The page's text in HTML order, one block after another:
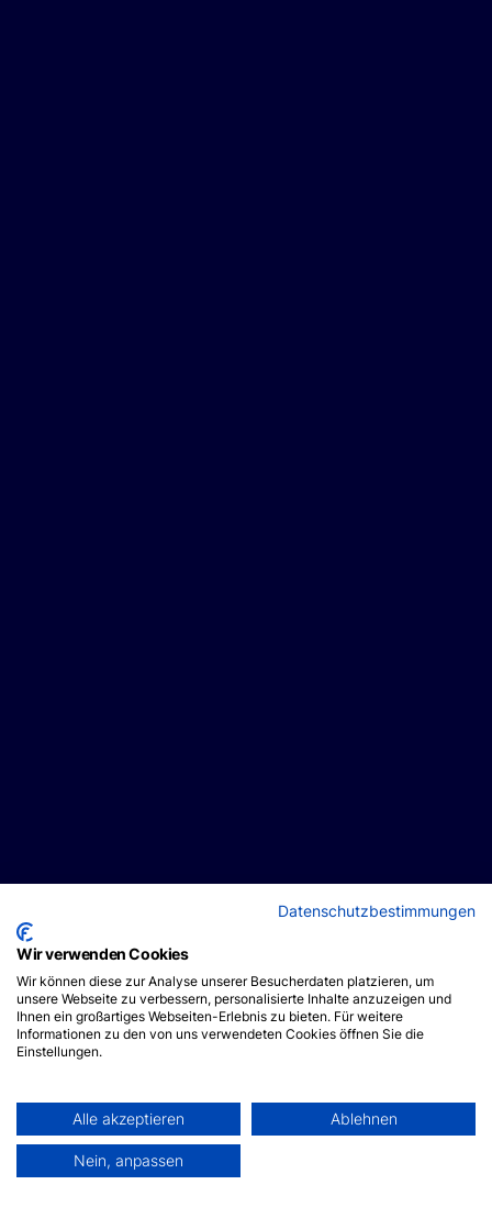
Datenschutzbestimmungen
Wir verwenden Cookies
Wir können diese zur Analyse unserer Besucherdaten platzieren, um
unsere Webseite zu verbessern, personalisierte Inhalte anzuzeigen und
Ihnen ein großartiges Webseiten-Erlebnis zu bieten. Für weitere
Informationen zu den von uns verwendeten Cookies öffnen Sie die
Einstellungen.
Alle akzeptieren Ablehnen
Nein, anpassen